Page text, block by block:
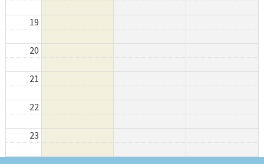
19
20
21
22
23